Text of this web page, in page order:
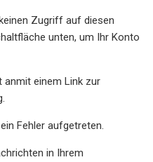
Zugriff auf diesen
unten, um Ihr Konto
anmit einem Link zur
Fehler aufgetreten.
in Ihrem